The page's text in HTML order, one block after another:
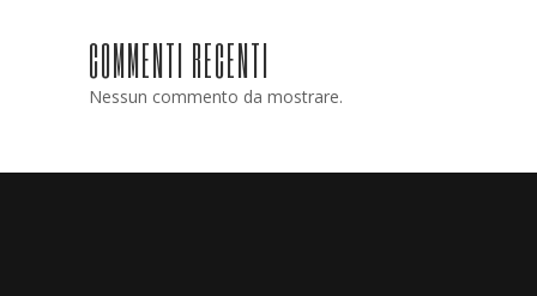
COMMENTI RECENTI
Nessun commento da mostrare.